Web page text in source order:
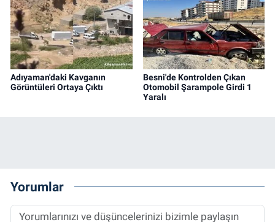
Adıyaman'daki Kavganın
Görüntüleri Ortaya Çıktı
Besni'de Kontrolden Çıkan
Otomobil Şarampole Girdi 1
Yaralı
Yorumlar